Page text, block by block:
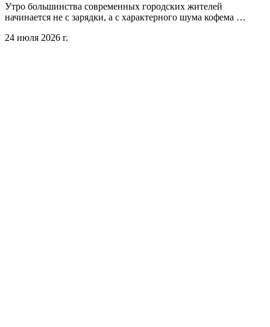
Утро большинства современных городских жителей
начинается не с зарядки, а с характерного шума кофема …
24 июля 2026 г.